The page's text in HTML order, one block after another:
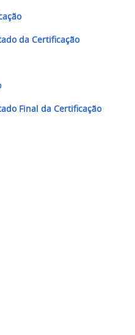
da Certificação
Final da Certificação